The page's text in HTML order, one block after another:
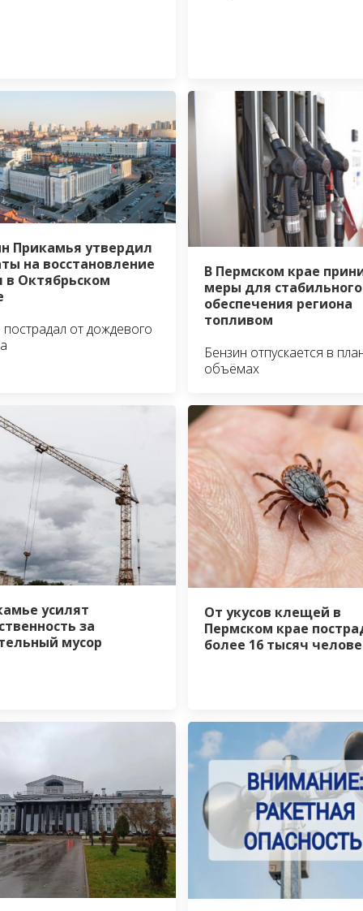
Прикамья утвердил
на восстановление
в Октябрьском
от дождевого
В Пермском крае
меры для стабильного
обеспечения региона
топливом
Бензин отпускается в
объёмах
усилят
за
мусор
От укусов клещей в
Пермском крае
более 16 тысяч